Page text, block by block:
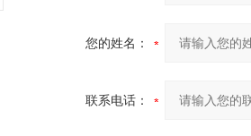
您的姓名：
联系电话：